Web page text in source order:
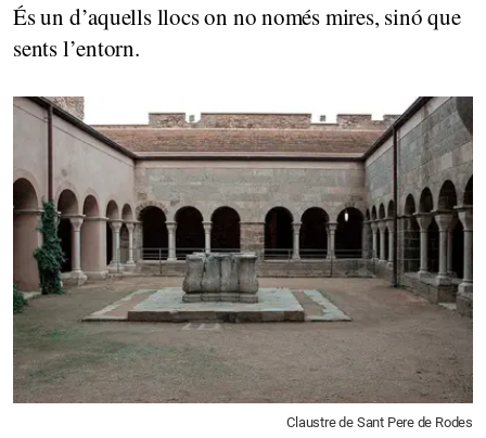
És un d’aquells llocs on no només mires, sinó que
sents l’entorn.
Claustre de Sant Pere de Rodes